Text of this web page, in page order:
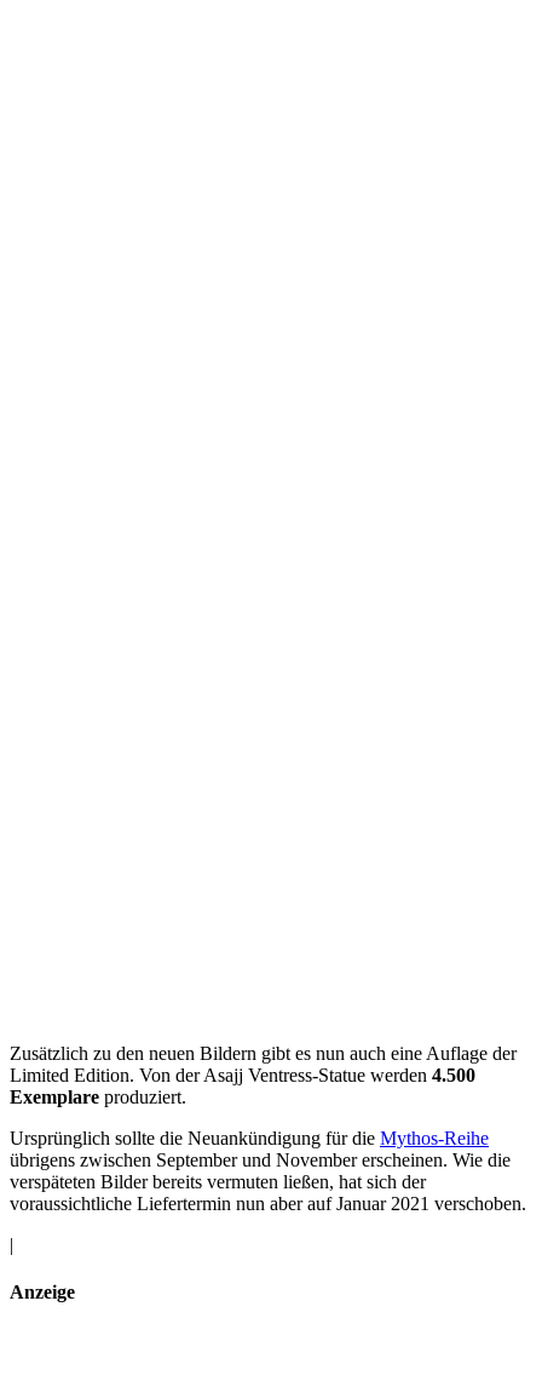
Zusätzlich zu den neuen Bildern gibt es nun auch eine Auflage der
Limited Edition. Von der Asajj Ventress-Statue werden 4.500
Exemplare produziert.
Ursprünglich sollte die Neuankündigung für die Mythos-Reihe
übrigens zwischen September und November erscheinen. Wie die
verspäteten Bilder bereits vermuten ließen, hat sich der
voraussichtliche Liefertermin nun aber auf Januar 2021 verschoben.
|
Anzeige